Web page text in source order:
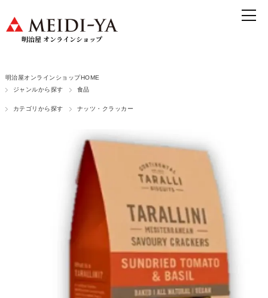
明治屋 オンラインショップ
明治屋オンラインショップHOME
ジャンルから探す
食品
カテゴリから探す ナッツ・クラッカー